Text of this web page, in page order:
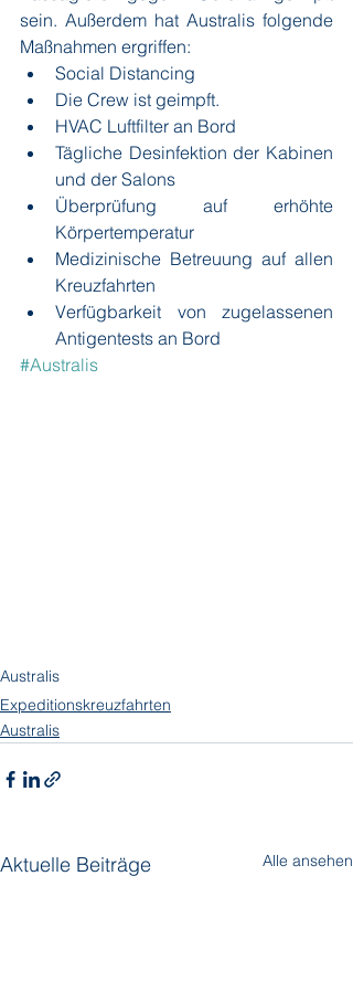
sein. Außerdem hat Australis folgende
Maßnahmen ergriffen:
Social Distancing
Die Crew ist geimpft.
HVAC Luftfilter an Bord
Tägliche Desinfektion der Kabinen
und der Salons
Überprüfung auf erhöhte
Körpertemperatur
Medizinische Betreuung auf allen
Kreuzfahrten
Verfügbarkeit von zugelassenen
Antigentests an Bord
#Australis
Australis
Expeditionskreuzfahrten
Australis
Aktuelle Beiträge Alle ansehen